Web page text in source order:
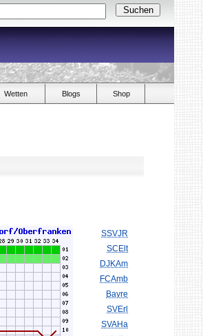
Wetten Blogs Shop
SSVJR
SCElt
DJKAm
FCAmb
Bayre
SVErl
SVAHa